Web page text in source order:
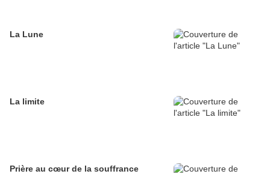
La Lune
La limite
Prière au cœur de la souffrance